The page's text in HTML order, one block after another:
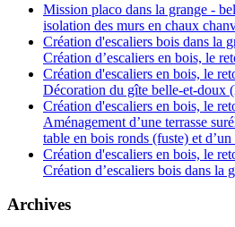
Mission placo dans la grange -
isolation des murs en chaux
Création d'escaliers bois dans la
Création d’escaliers en bois, le
Création d'escaliers en bois, le
Décoration du gîte belle-et-doux
Création d'escaliers en bois, le
Aménagement d’une terrasse
table en bois ronds (fuste) et
Création d'escaliers en bois, le
Création d’escaliers bois dans la
Archives